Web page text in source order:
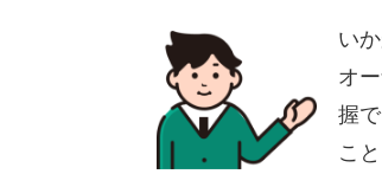
い
オ
握
こ